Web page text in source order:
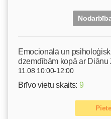
Emocionālā un
dzemdībām kopā ar
11.08 10:00-12:00
Brīvo vietu skaits: 9